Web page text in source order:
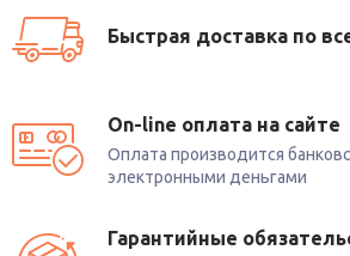
Быстрая доставка по
On-line оплата на сайте
Оплата производится
электронными деньгами
Гарантийные